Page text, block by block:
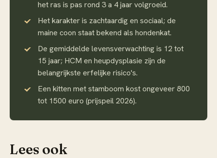
het ras is pas rond 3 a 4 jaar volgroeid.
Het karakter is zachtaardig en sociaal; de
maine coon staat bekend als hondenkat.
De gemiddelde levensverwachting is 12 tot
15 jaar; HCM en heupdysplasie zijn de
belangrijkste erfelijke risico's.
Een kitten met stamboom kost ongeveer 800
tot 1500 euro (prijspeil 2026).
Lees ook